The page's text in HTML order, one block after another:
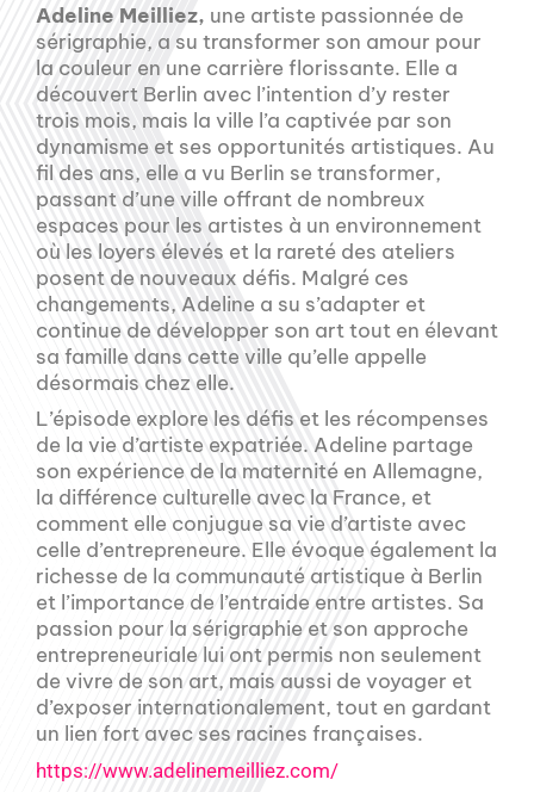
Adeline Meilliez, une artiste passionnée de
sérigraphie, a su transformer son amour pour
la couleur en une carrière florissante. Elle a
découvert Berlin avec l’intention d’y rester
trois mois, mais la ville l’a captivée par son
dynamisme et ses opportunités artistiques. Au
fil des ans, elle a vu Berlin se transformer,
passant d’une ville offrant de nombreux
espaces pour les artistes à un environnement
où les loyers élevés et la rareté des ateliers
posent de nouveaux défis. Malgré ces
changements, Adeline a su s’adapter et
continue de développer son art tout en élevant
sa famille dans cette ville qu’elle appelle
désormais chez elle.
L’épisode explore les défis et les récompenses
de la vie d’artiste expatriée. Adeline partage
son expérience de la maternité en Allemagne,
la différence culturelle avec la France, et
comment elle conjugue sa vie d’artiste avec
celle d’entrepreneure. Elle évoque également la
richesse de la communauté artistique à Berlin
et l’importance de l’entraide entre artistes. Sa
passion pour la sérigraphie et son approche
entrepreneuriale lui ont permis non seulement
de vivre de son art, mais aussi de voyager et
d’exposer internationalement, tout en gardant
un lien fort avec ses racines françaises.
https://www.adelinemeilliez.com/